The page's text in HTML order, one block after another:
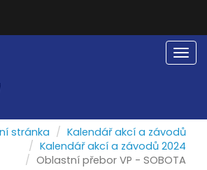
stránka
Kalendář akcí a závodů
Kalendář akcí a závodů 2024
Oblastní přebor VP - SOBOTA